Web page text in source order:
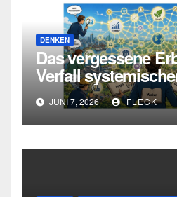
DENKEN
Das vergessene
Verfall
Deutschland
JUNI 7, 2026 FLECK